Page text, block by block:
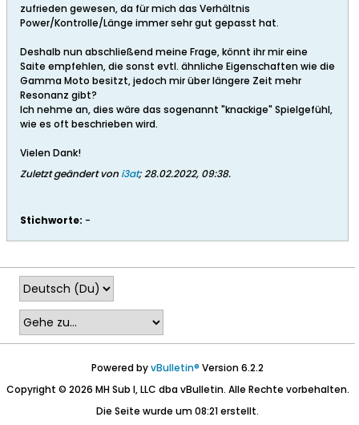
zufrieden gewesen, da für mich das Verhältnis
Power/Kontrolle/Länge immer sehr gut gepasst hat.
Deshalb nun abschließend meine Frage, könnt ihr mir eine
Saite empfehlen, die sonst evtl. ähnliche Eigenschaften wie die
Gamma Moto besitzt, jedoch mir über längere Zeit mehr
Resonanz gibt?
Ich nehme an, dies wäre das sogenannt "knackige" Spielgefühl,
wie es oft beschrieben wird.
Vielen Dank!
Zuletzt geändert von i3at;28.02.2022, 09:38.
Stichworte: -
Powered byvBulletin® Version 6.2.2
Copyright © 2026 MH Sub I, LLC dba vBulletin. Alle Rechte vorbehalten.
Die Seite wurde um 08:21 erstellt.